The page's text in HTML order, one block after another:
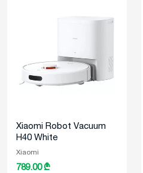
Xiaomi Robot Vacuum
H40 White
Xiaomi
789.00 ₾